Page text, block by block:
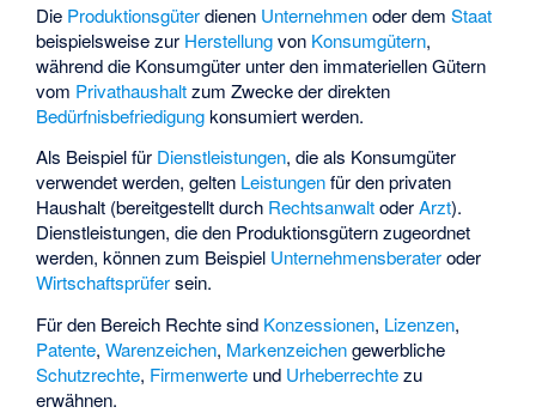
Die Produktionsgüterdienen Unternehmenoder demStaat
beispielsweise zur Herstellungvon Konsumgütern,
während die Konsumgüter unter den immateriellen Gütern
vom Privathaushaltzum Zwecke der direkten
Bedürfnisbefriedigungkonsumiert werden.
Als Beispiel für Dienstleistungen, die als Konsumgüter
verwendet werden, gelten Leistungenfür den privaten
Haushalt (bereitgestellt durch RechtsanwaltoderArzt).
Dienstleistungen, die den Produktionsgütern zugeordnet
werden, können zum Beispiel Unternehmensberateroder
Wirtschaftsprüfersein.
Für den Bereich Rechte sind Konzessionen, Lizenzen,
Patente,Warenzeichen, Markenzeichengewerbliche
Schutzrechte, Firmenwerte und Urheberrechtezu
erwähnen.